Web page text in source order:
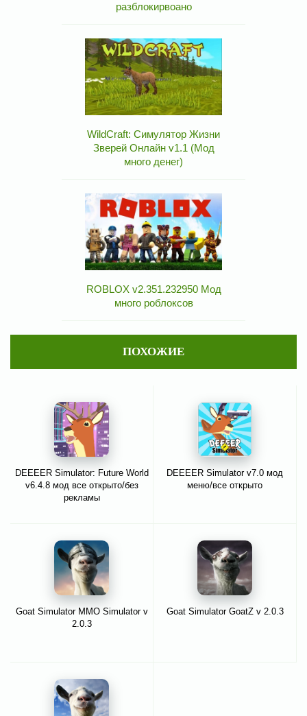
разблокирвоано
WildCraft: Симулятор Жизни
Зверей Онлайн v1.1 (Мод
много денег)
ROBLOX v2.351.232950 Мод
много роблоксов
ПОХОЖИЕ
DEEEER Simulator: Future World
v6.4.8 мод все открыто/без
рекламы
DEEEER Simulator v7.0 мод
меню/все открыто
Goat Simulator MMO Simulator v
2.0.3
Goat Simulator GoatZ v 2.0.3